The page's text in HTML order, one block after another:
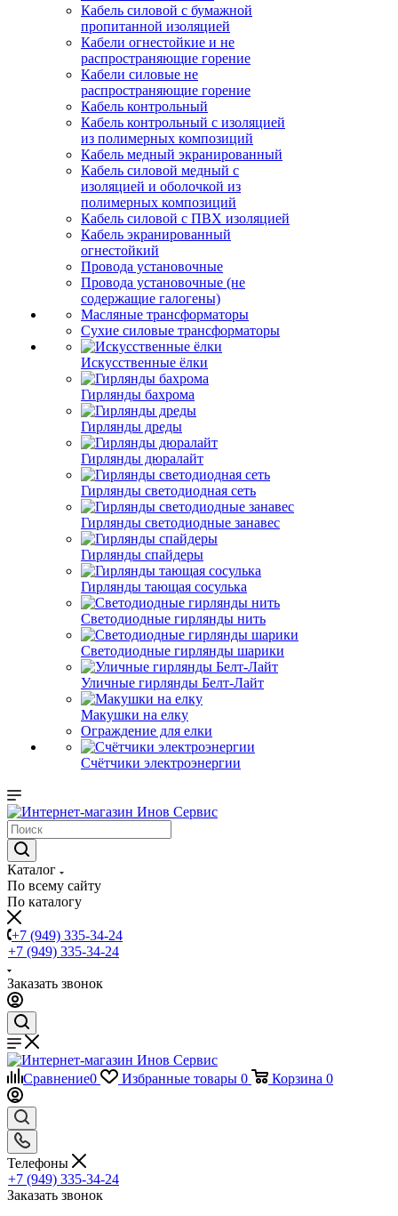
Кабель силовой с бумажной
пропитанной изоляцией
Кабели огнестойкие и не
распространяющие горение
Кабели силовые не
распространяющие горение
Кабель контрольный
Кабель контрольный с изоляцией
из полимерных композиций
Кабель медный экранированный
Кабель силовой медный с
изоляцией и оболочкой из
полимерных композиций
Кабель силовой с ПВХ изоляцией
Кабель экранированный
огнестойкий
Провода установочные
Провода установочные (не
содержащие галогены)
Масляные трансформаторы
Сухие силовые трансформаторы
Искусственные ёлки
Гирлянды бахрома
Гирлянды дреды
Гирлянды дюралайт
Гирлянды светодиодная сеть
Гирлянды светодиодные занавес
Гирлянды спайдеры
Гирлянды тающая сосулька
Светодиодные гирлянды нить
Светодиодные гирлянды шарики
Уличные гирлянды Белт-Лайт
Макушки на елку
Ограждение для елки
Счётчики электроэнергии
Каталог
По всему сайту
По каталогу
+7 (949) 335-34-24
+7 (949) 335-34-24
Заказать звонок
Сравнение0 Избранные товары 0 Корзина 0
Телефоны
+7 (949) 335-34-24
Заказать звонок